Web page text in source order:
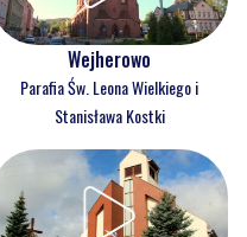
Wejherowo
Parafia Św. Leona Wielkiego i
Stanisława Kostki